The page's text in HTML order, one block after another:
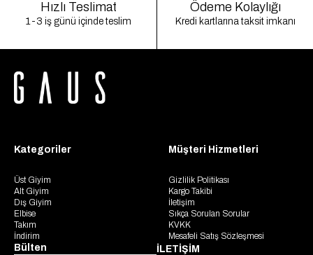
Hızlı Teslimat
1-3 iş günü içinde teslim
Ödeme Kolaylığı
Kredi kartlarına taksit imkanı
Kategoriler
Üst Giyim
Alt Giyim
Dış Giyim
Elbise
Takım
İndirim
Müşteri Hizmetleri
Gizlilik Politikası
Kargo Takibi
İletişim
Sıkça Sorulan Sorular
KVKK
Mesafeli Satış Sözleşmesi
Bülten İLETİŞİM